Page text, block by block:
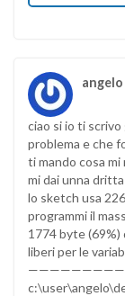
angelo
ciao si io ti
problema e che
ti mando cosa
mi dai unna
lo sketch usa
programmi il
1774 byte (69%)
liberi per le